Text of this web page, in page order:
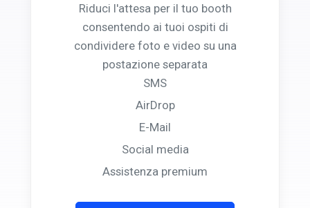
Riduci l'attesa per il tuo booth
consentendo ai tuoi ospiti di
condividere foto e video su una
postazione separata
SMS
AirDrop
E-Mail
Social media
Assistenza premium